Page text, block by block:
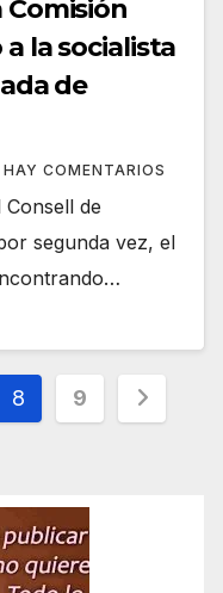
la socialista
de
COMENTARIOS
de
segunda vez, el
8 9